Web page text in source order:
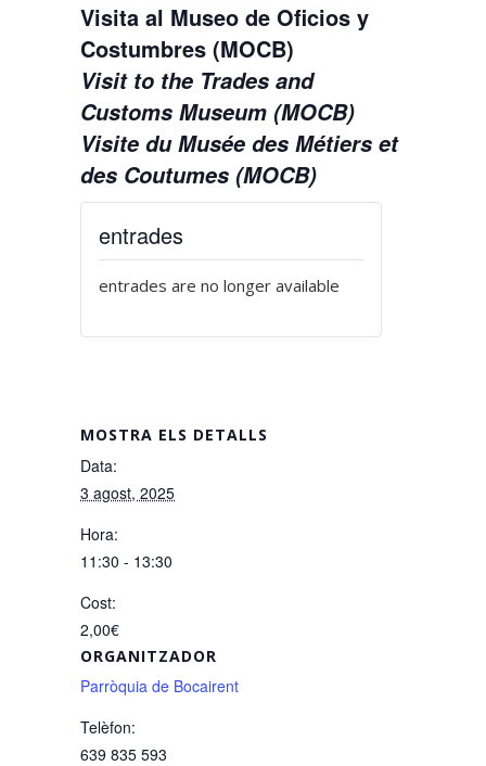
Visita al Museo de Oficios y
Costumbres (MOCB)
Visit to the Trades and
Customs Museum (MOCB)
Visite du Musée des Métiers et
des Coutumes (MOCB)
MOSTRA ELS DETALLS
Data:
3 agost, 2025
Hora:
11:30 - 13:30
Cost:
2,00€
ORGANITZADOR
Parròquia de Bocairent
Telèfon:
639 835 593
entrades
entrades are no longer available